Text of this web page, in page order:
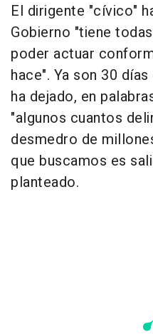
El dirigente "cívico"
Gobierno "tiene
poder actuar
hace". Ya son 30
ha dejado, en
"algunos cuantos
desmedro de
que buscamos es
planteado.